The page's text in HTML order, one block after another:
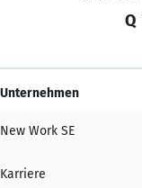
Q
Unternehmen
New Work SE
Karriere